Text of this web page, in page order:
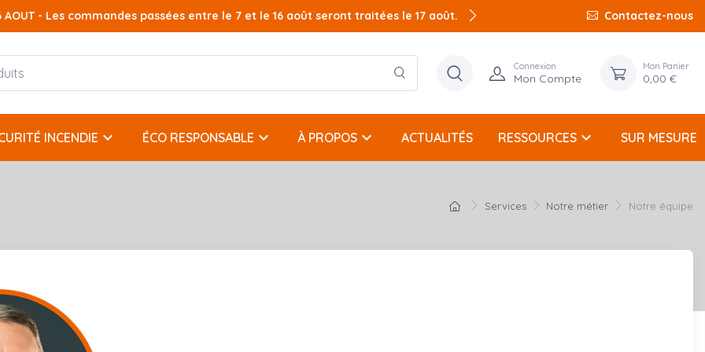
AOUT - Les commandes passées entre le 7 et le 16 août seront traitées le 17 août. Contactez-nous
Connexion
Mon Compte
Mon Panier
0,00 €
INCENDIE keyboard_arrow_down ÉCO RESPONSABLE keyboard_arrow_down À PROPOS keyboard_arrow_down ACTUALITÉS RESSOURCES keyboard_arrow_down SUR MESURE
Services Notre métier Notre équipe